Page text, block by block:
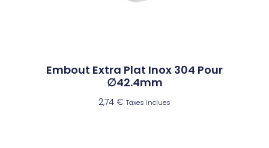
Embout Extra Plat Inox 304 Pour
∅42.4mm
2,74 € Taxes inclues